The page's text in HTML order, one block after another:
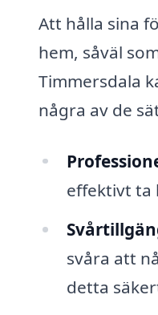
Att hålla sina
hem, såväl
Timmersdala
några av de
effektivt ta
svåra att
detta